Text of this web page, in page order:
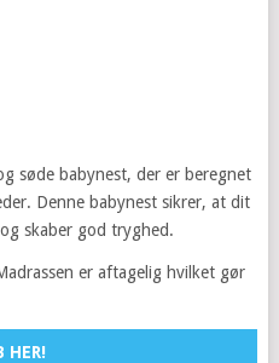
søde babynest, der er beregnet
Denne babynest sikrer, at dit
skaber god tryghed.
er aftagelig hvilket gør
HER!